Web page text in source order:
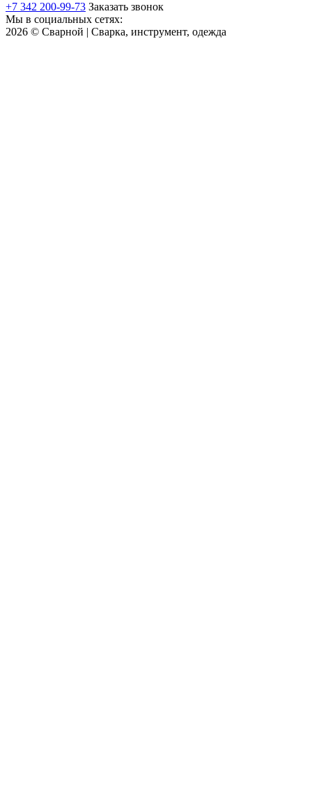
+7 342 200-99-73 Заказать звонок
Мы в социальных сетях:
2026 © Сварной | Сварка, инструмент, одежда